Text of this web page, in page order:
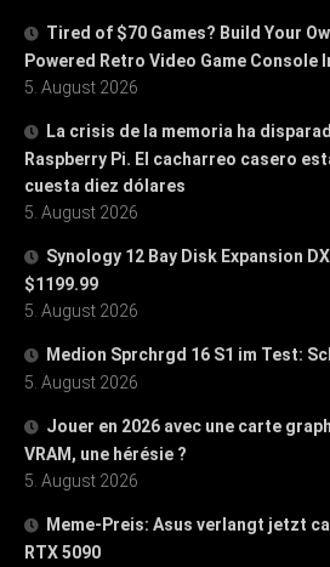
Tired of $70 Games? Build Your
Powered Retro Video Game Console
5. August 2026
La crisis de la memoria ha
Raspberry Pi. El cacharreo casero
cuesta diez dólares
5. August 2026
Synology 12 Bay Disk Expansion
$1199.99
5. August 2026
Medion Sprchrgd 16 S1 im Test:
5. August 2026
Jouer en 2026 avec une carte
VRAM, une hérésie ?
5. August 2026
Meme-Preis: Asus verlangt jetzt
RTX 5090